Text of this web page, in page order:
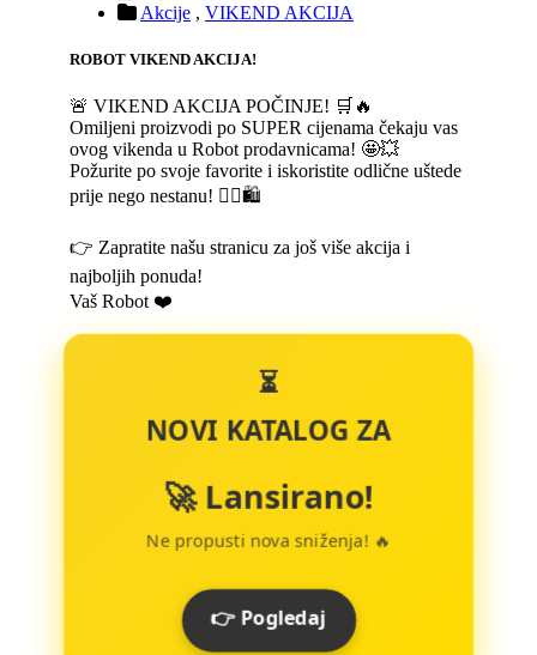
Akcije , VIKEND AKCIJA
ROBOT VIKEND AKCIJA!
🚨 VIKEND AKCIJA POČINJE! 🛒🔥
Omiljeni proizvodi po SUPER cijenama čekaju vas
ovog vikenda u Robot prodavnicama! 🤩💥
Požurite po svoje favorite i iskoristite odlične uštede
prije nego nestanu! 🏃‍♀️🛍️
👉 Zapratite našu stranicu za još više akcija i
najboljih ponuda!
Vaš Robot ❤️
⏳
NOVI KATALOG ZA
🚀 Lansirano!
Ne propusti nova sniženja! 🔥
👉 Pogledaj